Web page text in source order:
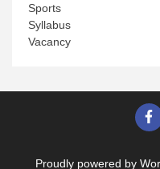
Sports
Syllabus
Vacancy
Proudly powered by